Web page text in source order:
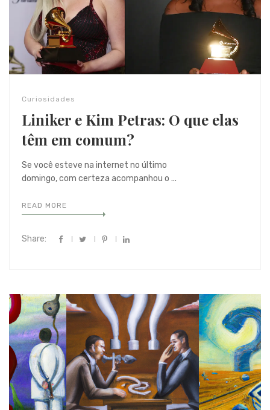
Curiosidades
Liniker e Kim Petras: O que elas
têm em comum?
Se você esteve na internet no último
domingo, com certeza acompanhou o ...
READ MORE
Share: